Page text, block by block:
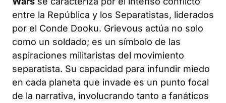
entre la República y los Separatistas, liderados
por el Conde Dooku. Grievous actúa no solo
como un soldado; es un símbolo de las
aspiraciones militaristas del movimiento
separatista. Su capacidad para infundir miedo
en cada planeta que invade es un punto focal
de la narrativa, involucrando tanto a fanáticos